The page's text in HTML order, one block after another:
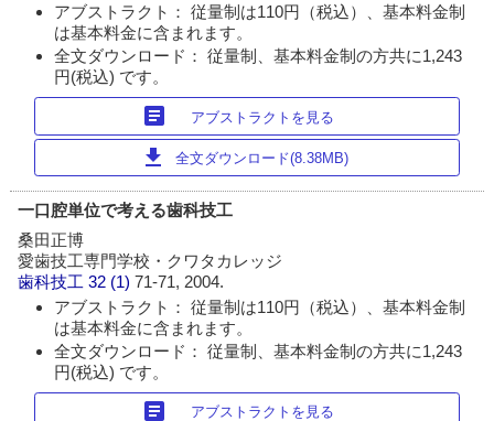
アブストラクト： 従量制は110円（税込）、基本料金制
は基本料金に含まれます。
全文ダウンロード： 従量制、基本料金制の方共に1,243
円(税込) です。
article アブストラクトを見る
download 全文ダウンロード(8.38MB)
一口腔単位で考える歯科技工
桑田正博
愛歯技工専門学校・クワタカレッジ
歯科技工 32 (1)71-71, 2004.
アブストラクト： 従量制は110円（税込）、基本料金制
は基本料金に含まれます。
全文ダウンロード： 従量制、基本料金制の方共に1,243
円(税込) です。
article アブストラクトを見る